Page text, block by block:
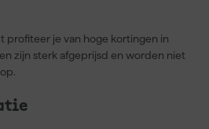
profiteer je van hoge kortingen in
zijn sterk afgeprijsd en worden niet